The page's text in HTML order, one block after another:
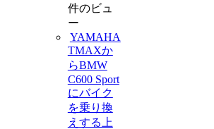
件のビュ
ー
YAMAHA
TMAXか
らBMW
C600 Sport
にバイク
を乗り換
えする上